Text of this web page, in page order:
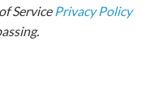
Service Privacy Policy